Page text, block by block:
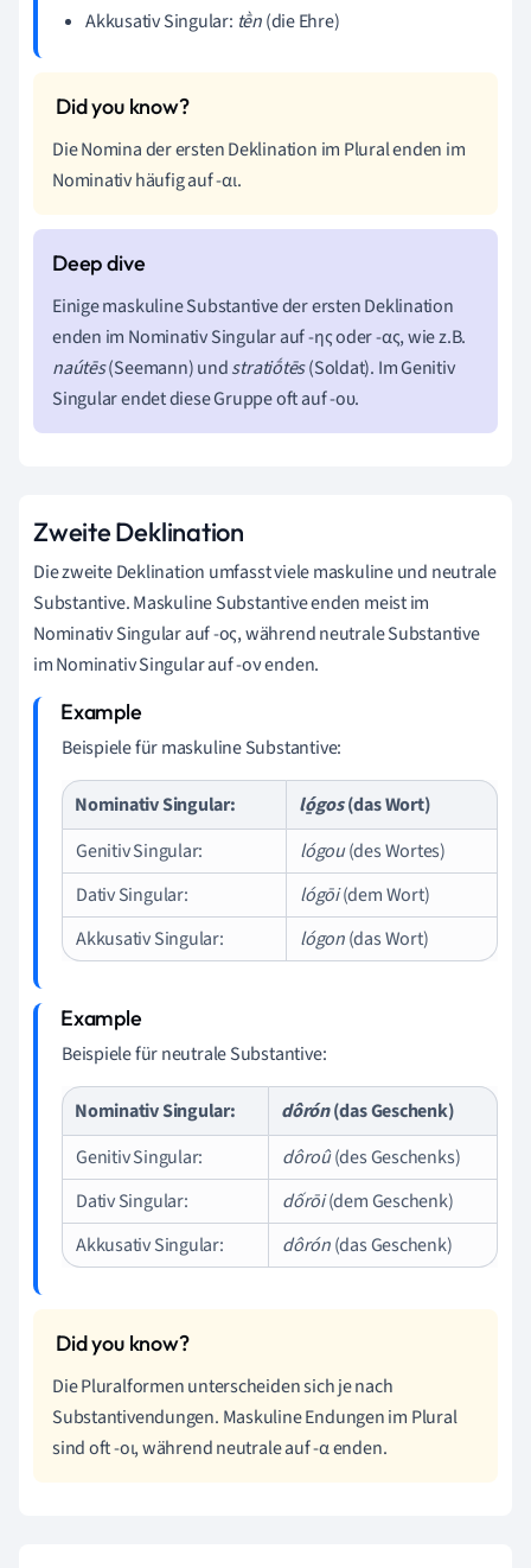
Akkusativ Singular: tḕn(die Ehre)
Die Nomina der ersten Deklination im Plural enden im
Nominativ häufig auf -αι.
Einige maskuline Substantive der ersten Deklination
enden im Nominativ Singular auf -ης oder -ας, wie z.B.
naútēs(Seemann) undstratiṓtēs(Soldat). Im Genitiv
Singular endet diese Gruppe oft auf -ου.
Zweite Deklination
Die zweite Deklination umfasst viele maskuline und neutrale
Substantive. Maskuline Substantive enden meist im
Nominativ Singular auf -ος, während neutrale Substantive
im Nominativ Singular auf -ον enden.
Beispiele für maskuline Substantive:
Nominativ Singular: ló̱gos(das Wort)
Genitiv Singular:
lógou(des Wortes)
Dativ Singular:
lógōi(dem Wort)
Akkusativ Singular:
lógon(das Wort)
Beispiele für neutrale Substantive:
Nominativ Singular: dôrón(das Geschenk)
Genitiv Singular:
dôroû(des Geschenks)
Dativ Singular:
dốrōi(dem Geschenk)
Akkusativ Singular:
dôrón(das Geschenk)
Die Pluralformen unterscheiden sich je nach
Substantivendungen. Maskuline Endungen im Plural
sind oft -οι, während neutrale auf -α enden.